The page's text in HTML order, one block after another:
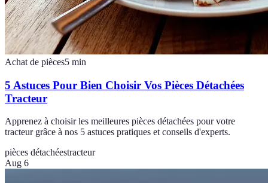
Achat de pièces5 min
5 Astuces Pour Bien Choisir Vos Pièces Détachées
Tracteur
Apprenez à choisir les meilleures pièces détachées pour votre
tracteur grâce à nos 5 astuces pratiques et conseils d'experts.
pièces détachéestracteur
Aug 6